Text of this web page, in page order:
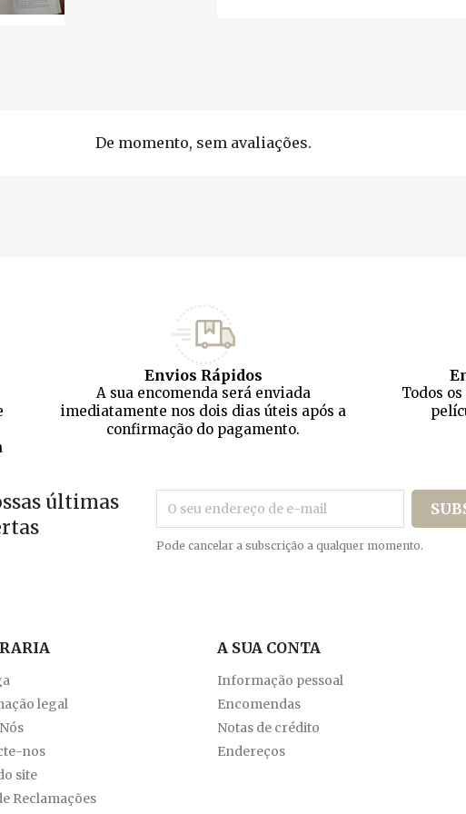
De momento, sem avaliações.
Envios Rápidos
A sua encomenda será enviada
imediatamente nos dois dias úteis após a
confirmação do pagamento.
Todos
últimas
Pode cancelar a subscrição a qualquer momento.
legal
nos
site
Reclamações
A SUA CONTA
Informação pessoal
Encomendas
Notas de crédito
Endereços